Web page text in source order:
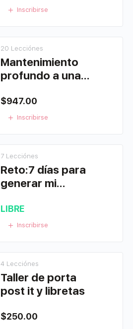
invitaciones
Inscribirse
20 Lecciónes
Mantenimiento
profundo a una
$947.00
Inscribirse
7 Lecciónes
Reto:7 días para
generar mi
LIBRE
Inscribirse
4 Lecciónes
Taller de porta
post it y libretas
$250.00